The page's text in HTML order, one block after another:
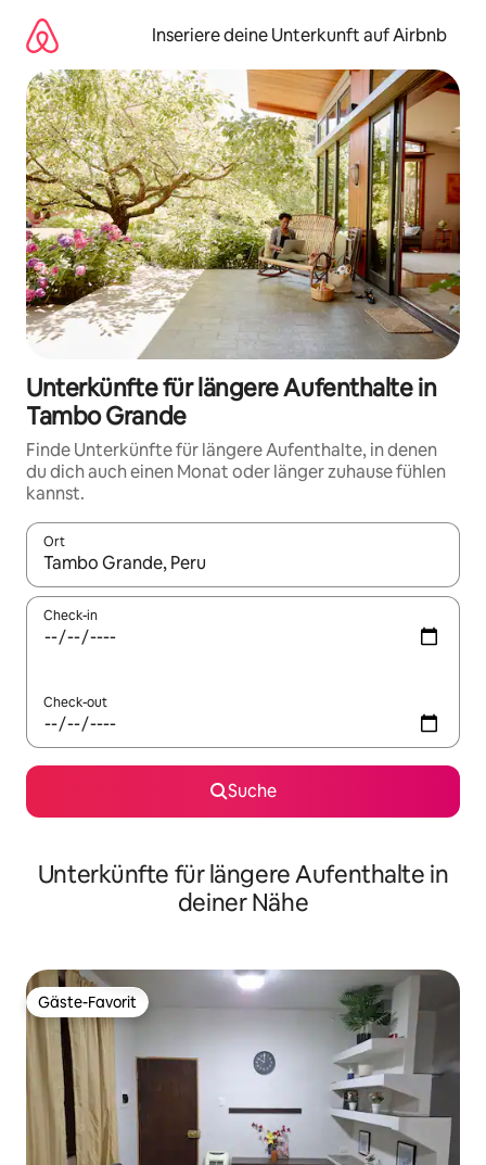
Inhalten
springen
Inseriere deine Unterkunft auf Airbnb
Unterkünfte für längere Aufenthalte in
Tambo Grande
Finde Unterkünfte für längere Aufenthalte, in denen
du dich auch einen Monat oder länger zuhause fühlen
kannst.
Ort
Wenn Ergebnisse verfügbar sind, navigiere mit den
Check-in
Check-out
Suche
Unterkünfte für längere Aufenthalte in
deiner Nähe
Gäste-Favorit
Gäste-Favorit